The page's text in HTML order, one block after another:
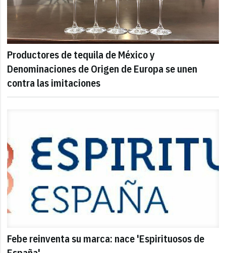
Productores de tequila de México y
Denominaciones de Origen de Europa se unen
contra las imitaciones
Febe reinventa su marca: nace 'Espirituosos de